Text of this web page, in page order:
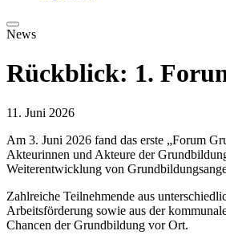
News
Rückblick: 1.
11. Juni 2026
Am 3. Juni 2026 fand das erste „Forum
Akteurinnen und Akteure der
Weiterentwicklung von
Zahlreiche Teilnehmende aus
Arbeitsförderung sowie aus der
Chancen der Grundbildung vor Ort.